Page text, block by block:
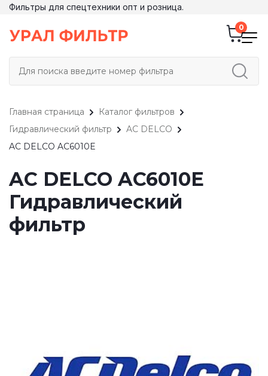
Фильтры для спецтехники опт и розница.
Главная страница
Каталог фильтров
Гидравлический фильтр
AC DELCO
AC DELCO AC6010E
AC DELCO AC6010E
Гидравлический
фильтр